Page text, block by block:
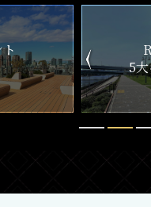
ン
更